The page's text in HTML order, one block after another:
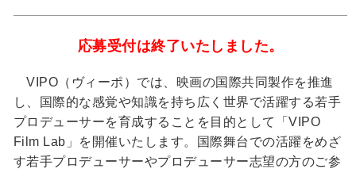
応募受付は終了いたしました。
VIPO（ヴィーポ）では、映画の国際共同製作を推進
し、国際的な感覚や知識を持ち広く世界で活躍する若手
プロデューサーを育成することを目的として「VIPO
Film Lab」を開催いたします。国際舞台での活躍をめざ
す若手プロデューサーやプロデューサー志望の方のご参